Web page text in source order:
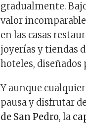
gradualmente.
valor
en las casas
joyerías y tiendas
hoteles,
Y aunque
pausa y disfrutar
de San Pedro, la